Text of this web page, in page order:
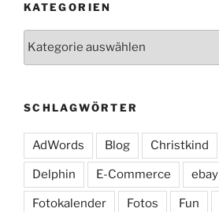
KATEGORIEN
SCHLAGWÖRTER
AdWords Blog Christkind
Delphin E-Commerce ebay
Fotokalender Fotos Fun